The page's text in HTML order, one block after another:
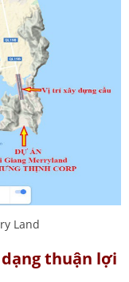
Land
thuận lợi